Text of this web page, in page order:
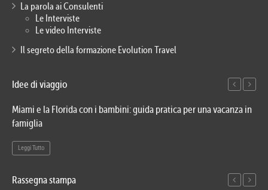
La parola ai Consulenti
Le Interviste
Le video Interviste
Il segreto della formazione Evolution Travel
Idee di viaggio
Miami e la Florida con i bambini: guida pratica per una vacanza in
famiglia
Leggi Tutto
Rassegna stampa